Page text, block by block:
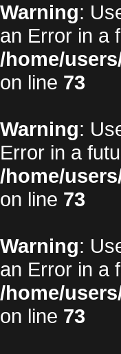
Warning:
an Error in a
/home/
on line 73
Warning:
Error in a
/home/
on line 73
Warning:
an Error in a
/home/
on line 73